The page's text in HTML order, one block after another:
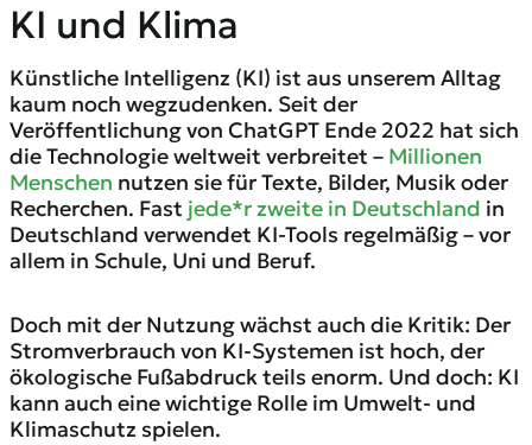
KI und Klima
Künstliche Intelligenz (KI) ist aus unserem Alltag
kaum noch wegzudenken. Seit der
Veröffentlichung von ChatGPT Ende 2022 hat sich
die Technologie weltweit verbreitet – Millionen
Menschen nutzen sie für Texte, Bilder, Musik oder
Recherchen. Fast jede*r zweite in Deutschland in
Deutschland verwendet KI-Tools regelmäßig – vor
allem in Schule, Uni und Beruf.
Doch mit der Nutzung wächst auch die Kritik: Der
Stromverbrauch von KI-Systemen ist hoch, der
ökologische Fußabdruck teils enorm. Und doch: KI
kann auch eine wichtige Rolle im Umwelt- und
Klimaschutz spielen.